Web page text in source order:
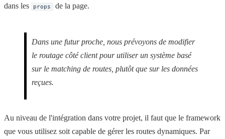
dans les
props de la page.
Dans une futur proche, nous prévoyons de modifier
le routage côté client pour utiliser un système basé
sur le matching de routes, plutôt que sur les données
reçues.
Au niveau de l'intégration dans votre projet, il faut que le framework
que vous utilisez soit capable de gérer les routes dynamiques. Par